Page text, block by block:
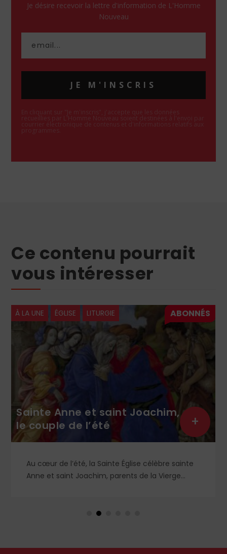
Je désire recevoir la lettre d'information de L'Homme
Nouveau
JE M'INSCRIS
En cliquant sur "Je m'inscris", j'accepte que les données
recueillies par L'Homme Nouveau soient destinées à l'envoi par
courrier électronique de contenus et d'informations relatifs aux
programmes.
Ce contenu pourrait
vous intéresser
À LA UNE ÉGLISE LITURGIE
Sainte Anne et saint Joachim,
le couple de l’été
Au cœur de l’été, la Sainte Église célèbre sainte
Anne et saint Joachim, parents de la Vierge
en Orient qu’en Occident, célèbre par sa piété
+